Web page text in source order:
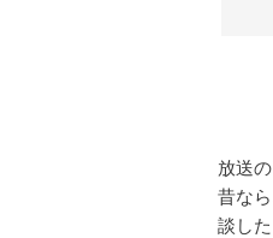
放送
昔な
談し